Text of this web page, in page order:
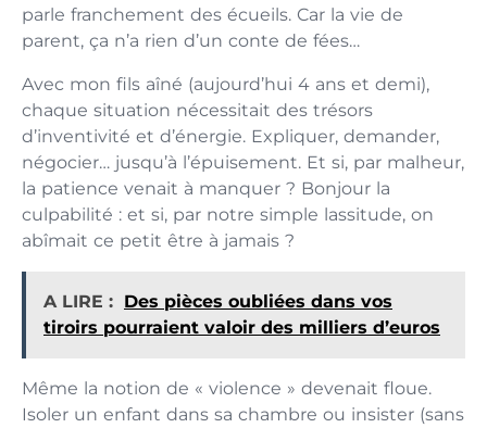
parle franchement des écueils. Car la vie de
parent, ça n’a rien d’un conte de fées…
Avec mon fils aîné (aujourd’hui 4 ans et demi),
chaque situation nécessitait des trésors
d’inventivité et d’énergie. Expliquer, demander,
négocier… jusqu’à l’épuisement. Et si, par malheur,
la patience venait à manquer ? Bonjour la
culpabilité : et si, par notre simple lassitude, on
abîmait ce petit être à jamais ?
A LIRE : Des pièces oubliées dans vos
tiroirs pourraient valoir des milliers d’euros
Même la notion de « violence » devenait floue.
Isoler un enfant dans sa chambre ou insister (sans